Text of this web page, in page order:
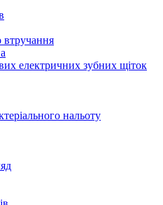
втручання
електричних зубних щіток
нальоту